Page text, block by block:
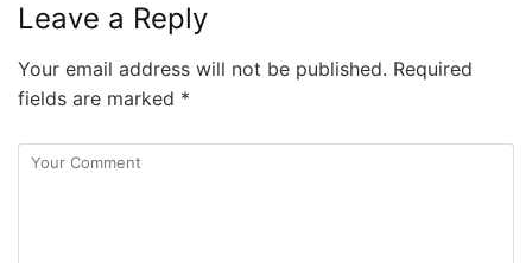
Leave a Reply
Your email address will not be published. Required
fields are marked *